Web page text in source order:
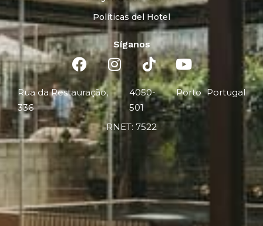
Políticas del Hotel
Síganos
Rua da Restauração,
336
4050-
501
Porto Portugal
RNET: 7522